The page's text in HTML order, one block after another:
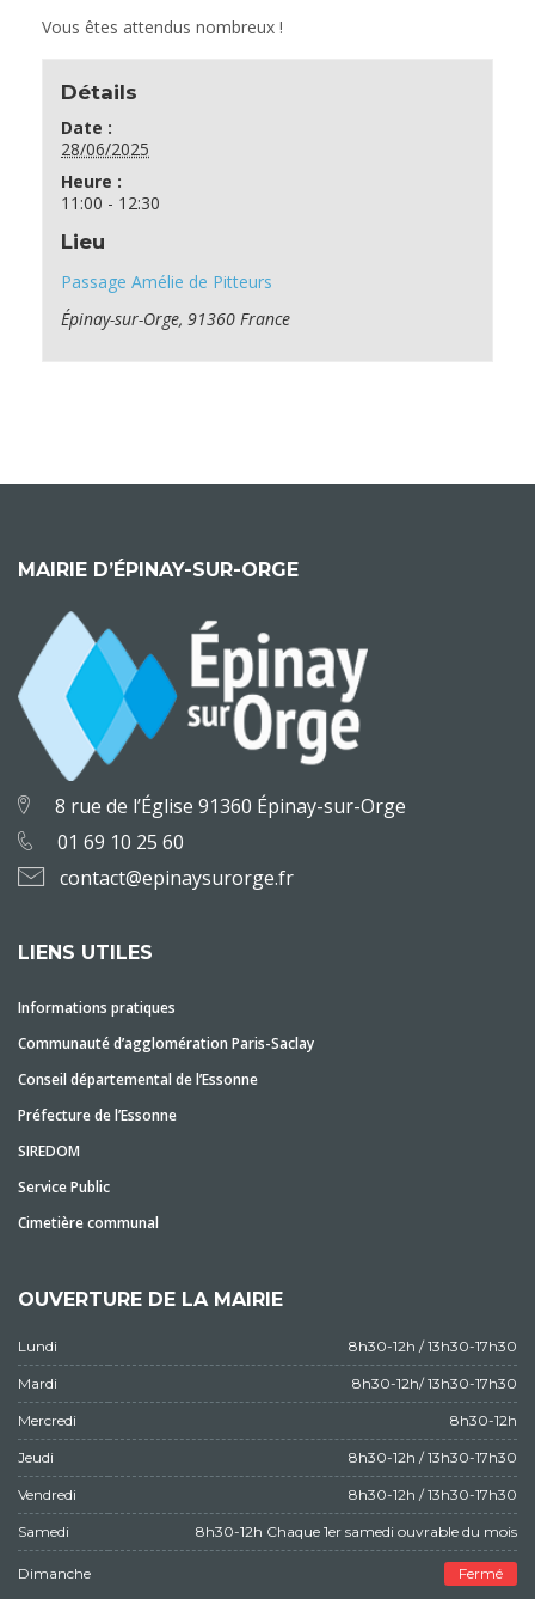
Vous êtes attendus nombreux !
Détails
Date :
28/06/2025
Heure :
11:00 - 12:30
Lieu
Passage Amélie de Pitteurs
Épinay-sur-Orge, 91360 France
MAIRIE D’ÉPINAY-SUR-ORGE
8 rue de l’Église 91360 Épinay-sur-Orge
01 69 10 25 60
contact@epinaysurorge.fr
LIENS UTILES
Informations pratiques
Communauté d’agglomération Paris-Saclay
Conseil départemental de l’Essonne
Préfecture de l’Essonne
SIREDOM
Service Public
Cimetière communal
OUVERTURE DE LA MAIRIE
Lundi 8h30-12h / 13h30-17h30
Mardi 8h30-12h/ 13h30-17h30
Mercredi 8h30-12h
Jeudi 8h30-12h / 13h30-17h30
Vendredi 8h30-12h / 13h30-17h30
Samedi 8h30-12h Chaque 1er samedi ouvrable du mois
Dimanche Fermé